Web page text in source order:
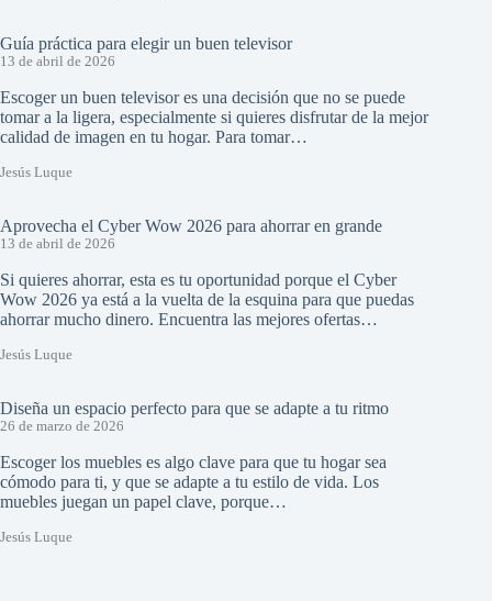
Guía práctica para elegir un buen televisor
13 de abril de 2026
Escoger un buen televisor es una decisión que no se puede
tomar a la ligera, especialmente si quieres disfrutar de la mejor
calidad de imagen en tu hogar. Para tomar…
Jesús Luque
Aprovecha el Cyber Wow 2026 para ahorrar en grande
13 de abril de 2026
Si quieres ahorrar, esta es tu oportunidad porque el Cyber
Wow 2026 ya está a la vuelta de la esquina para que puedas
ahorrar mucho dinero. Encuentra las mejores ofertas…
Jesús Luque
Diseña un espacio perfecto para que se adapte a tu ritmo
26 de marzo de 2026
Escoger los muebles es algo clave para que tu hogar sea
cómodo para ti, y que se adapte a tu estilo de vida. Los
muebles juegan un papel clave, porque…
Jesús Luque